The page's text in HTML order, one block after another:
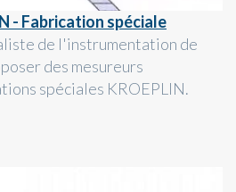
- Fabrication spéciale
de l'instrumentation de
des mesureurs
spéciales KROEPLIN.